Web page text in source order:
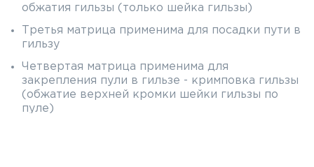
обжатия гильзы (только шейка гильзы)
Третья матрица применима для посадки пути в
гильзу
Четвертая матрица применима для
закрепления пули в гильзе - кримповка гильзы
(обжатие верхней кромки шейки гильзы по
пуле)